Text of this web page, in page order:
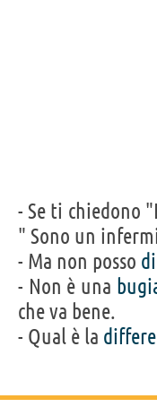
- Se ti chiedono
" Sono un
- Ma non posso
- Non è una
che va bene.
- Qual è la